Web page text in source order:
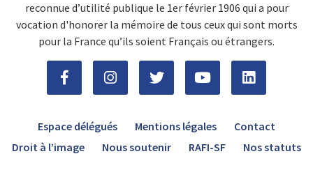
reconnue d’utilité publique le 1er février 1906 qui a pour
vocation d'honorer la mémoire de tous ceux qui sont morts
pour la France qu’ils soient Français ou étrangers.
Espace délégués Mentions légales
Contact
Droit à l’image
Nous soutenir RAFI-SF Nos statuts